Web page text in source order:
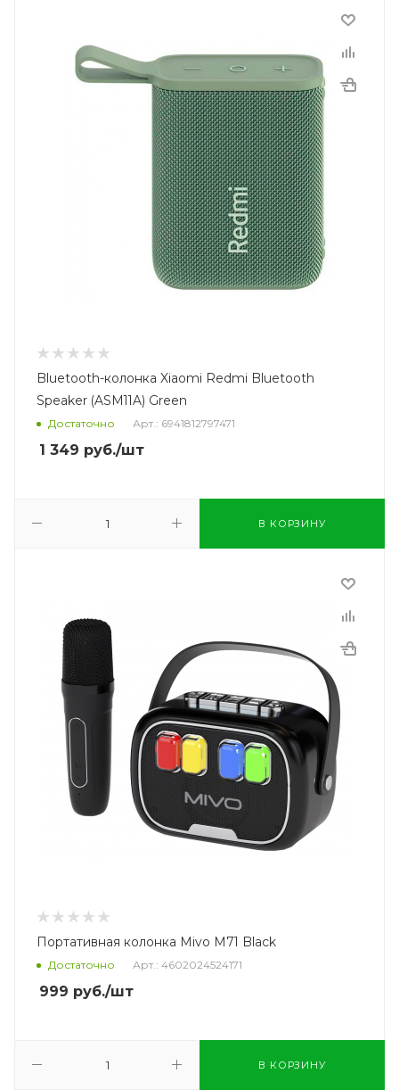
Bluetooth-колонка Xiaomi Redmi Bluetooth
Speaker (ASM11A) Green
Достаточно Арт.: 6941812797471
1 349 руб./шт
В КОРЗИНУ
Портативная колонка Mivo M71 Black
Достаточно Арт.: 4602024524171
999 руб./шт
В КОРЗИНУ